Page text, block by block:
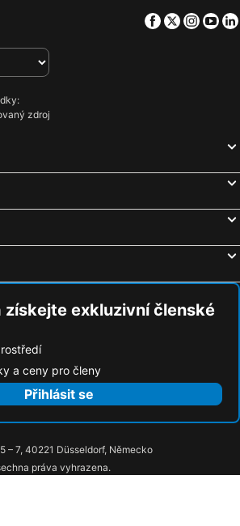
Restaurace - penzion Bavorský dvůr
švy
Zamek Dobrenice
Reno Mme
Lázně Velichovky
Facebook
Twitter
zdroj
získejte exkluzivní členské
a ceny pro členy
Přihlásit se
– 7, 40221 Düsseldorf, Německo
práva vyhrazena.